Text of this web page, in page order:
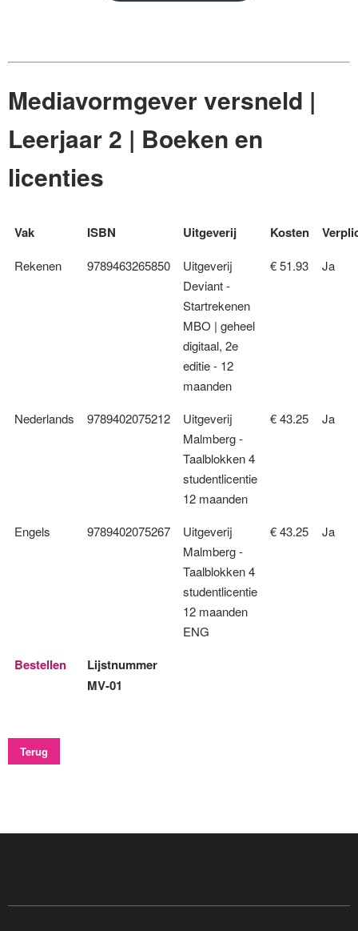
Mediavormgever versneld |
Leerjaar 2 | Boeken en
licenties
Vak ISBN Uitgeverij Kosten
Rekenen 9789463265850
Uitgeverij
Deviant -
Startrekenen
MBO | geheel
digitaal, 2e
editie - 12
maanden
€ 51.93 Ja
Nederlands 9789402075212
Uitgeverij
Malmberg -
Taalblokken 4
studentlicentie
12 maanden
€ 43.25 Ja
Engels 9789402075267
Uitgeverij
Malmberg -
Taalblokken 4
studentlicentie
12 maanden
ENG
€ 43.25 Ja
Bestellen
Lijstnummer
MV-01
Terug